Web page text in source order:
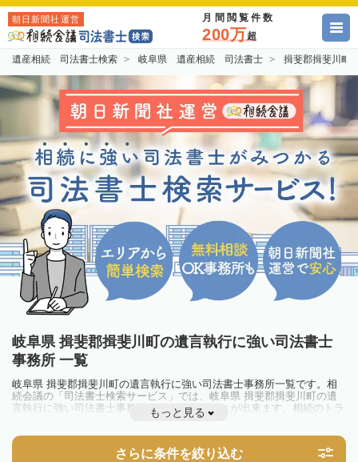
朝日新聞社運営 月間閲覧件数
200万超
遺産相続 司法書士検索 岐阜県 遺産相続 司法書士 揖斐郡揖斐川
岐阜県 揖斐郡揖斐川町の遺言執行に強い司法書士
事務所 一覧
岐阜県 揖斐郡揖斐川町の遺言執行に強い司法書士事務所一覧です。相
続会議の「司法書士検索サービス」では、岐阜県 揖斐郡揖斐川町の遺
言執行に強い司法書士事務所を一覧で見ることが出来ます。相続のトラ
ブルやお悩みを抱えている方は一度近隣の司法書士に相談してみましょ
もっと見る
さらに条件を絞り込む